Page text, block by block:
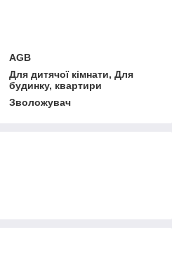
AGB
Для дитячої кімнати, Для
будинку, квартири
Зволожувач